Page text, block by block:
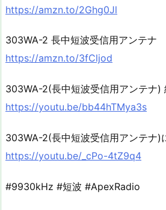
https://amzn.to/2Ghg0Jl
303WA-2 長中短波受信用アンテナ
https://amzn.to/3fCljod
303WA-2(長中短波受信用アンテナ)
https://youtu.be/bb44hTMya3s
303WA-2(長中短波受信用アンテナ)
https://youtu.be/_cPo-4tZ9q4
#9930kHz #短波 #ApexRadio